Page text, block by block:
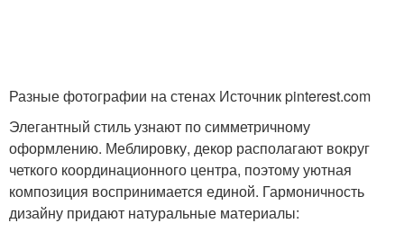
Разные фотографии на стенах Источник pinterest.com
Элегантный стиль узнают по симметричному
оформлению. Меблировку, декор располагают вокруг
четкого координационного центра, поэтому уютная
композиция воспринимается единой. Гармоничность
дизайну придают натуральные материалы: